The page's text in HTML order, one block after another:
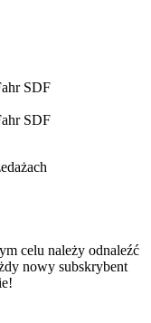
celu należy odnaleźć
nowy subskrybent